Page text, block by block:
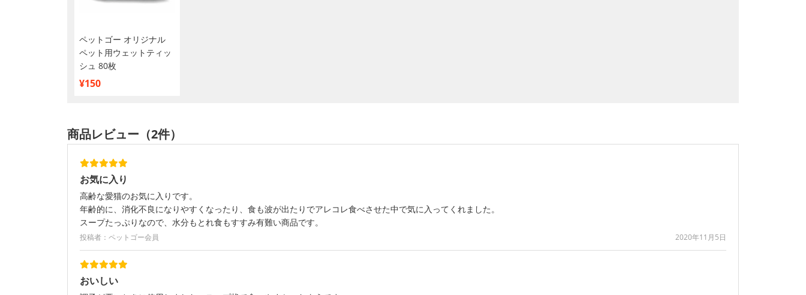
ペットゴー オリジナル
ペット用ウェットティッ
シュ 80枚
¥150
商品レビュー（2件）
お気に入り
高齢な愛猫のお気に入りです。
年齢的に、消化不良になりやすくなったり、食も波が出たりでアレコレ食べさせた中で気に入ってくれました。
スープたっぷりなので、水分もとれ食もすすみ有難い商品です。
投稿者：ペットゴー会員 2020年11月5日
おいしい